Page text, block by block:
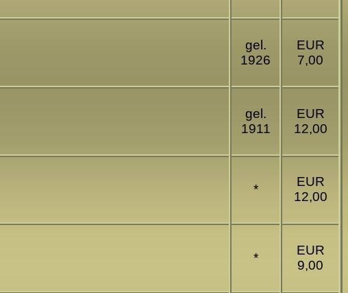
gel.
1926
EUR
7,00
gel.
1911
EUR
12,00
*
EUR
12,00
*
EUR
9,00